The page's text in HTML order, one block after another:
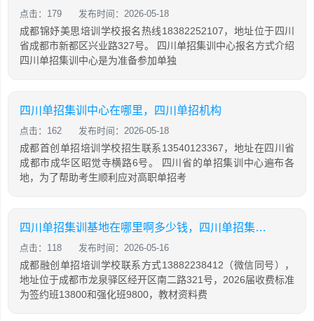
点击：179 发布时间：2026-05-18
成都锦妤美思培训学校报名热线18382252107，地址位于四川
省成都市新都区兴业路327号。 四川单招集训中心报名方式介绍
四川单招集训中心是为准备参加单独
四川单招集训中心在哪里，四川单招机构
点击：162 发布时间：2026-05-18
成都首创单招培训学校招生联系13540123367，地址在四川省
成都市成华区昭觉寺横路6号。 四川省的单招集训中心遍布各
地，为了帮助考生顺利应对高职单招考
四川单招集训基地在哪里啊多少钱，四川单招集训基地在哪里啊多少钱一年
点击：118 发布时间：2026-05-16
成都融创单招培训学校联系方式13882238412（微信同号），
地址位于成都市龙泉驿区经开区南二路321号，2026届收费标准
为签约班13800和强化班9800，教材资料费